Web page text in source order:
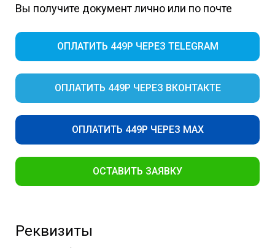
Вы получите документ лично или по почте
ОПЛАТИТЬ 449Р ЧЕРЕЗ TELEGRAM
ОПЛАТИТЬ 449Р ЧЕРЕЗ ВКОНТАКТЕ
ОПЛАТИТЬ 449Р ЧЕРЕЗ MAX
ОСТАВИТЬ ЗАЯВКУ
Реквизиты